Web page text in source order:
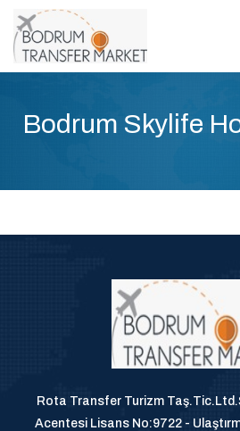
Bodrum Skylife
Rota Transfer Turizm
Acentesi Lisans No:9722 -